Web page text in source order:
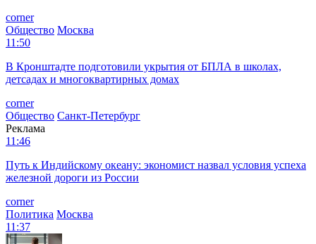
corner
Общество Москва
11:50
В Кронштадте подготовили укрытия от БПЛА в школах,
детсадах и многоквартирных домах
corner
Общество Санкт-Петербург
Реклама
11:46
Путь к Индийскому океану: экономист назвал условия успеха
железной дороги из России
corner
Политика Москва
11:37